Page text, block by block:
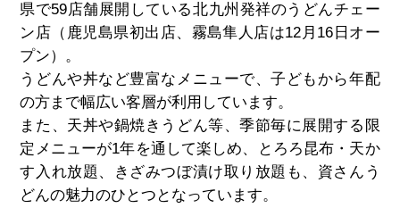
県で59店舗展開している北九州発祥のうどんチェー
ン店（鹿児島県初出店、霧島隼人店は12月16日オー
プン）。
うどんや丼など豊富なメニューで、子どもから年配
の方まで幅広い客層が利用しています。
また、天丼や鍋焼きうどん等、季節毎に展開する限
定メニューが1年を通して楽しめ、とろろ昆布・天か
す入れ放題、きざみつぼ漬け取り放題も、資さんう
どんの魅力のひとつとなっています。